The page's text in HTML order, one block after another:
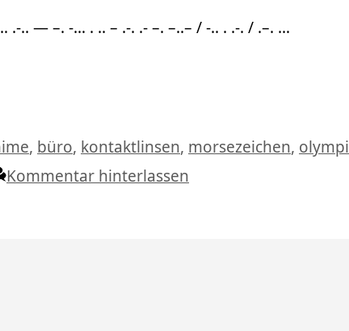
.-.. — –. -… . .. – .-. .- –. –..– / -.. . .-. / .–. …
, büro, kontaktlinsen, morsezeichen,
Kommentar hinterlassen